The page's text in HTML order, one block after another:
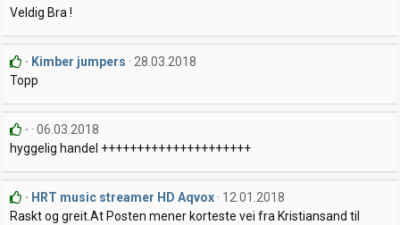
Veldig Bra !
Kimber jumpers
28.03.2018
Topp
06.03.2018
hyggelig handel +++++++++++++++++++++
HRT music streamer HD Aqvox
12.01.2018
Raskt og greit.At Posten mener korteste vei fra Kristiansand til